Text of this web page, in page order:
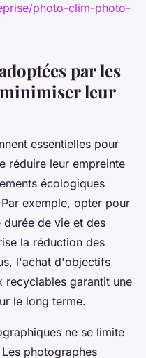
photo-clim-photo-
par les
leur
essentielles pour
réduire leur empreinte
écologiques
exemple, opter pour
de vie et des
la réduction des
l'achat d'objectifs
recyclables garantit une
le long terme.
ne se limite
photographes